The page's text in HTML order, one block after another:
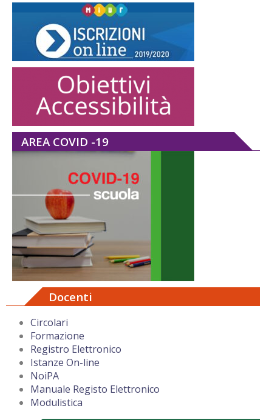
AREA COVID -19
Docenti
Circolari
Formazione
Registro Elettronico
Istanze On-line
NoiPA
Manuale Registo Elettronico
Modulistica